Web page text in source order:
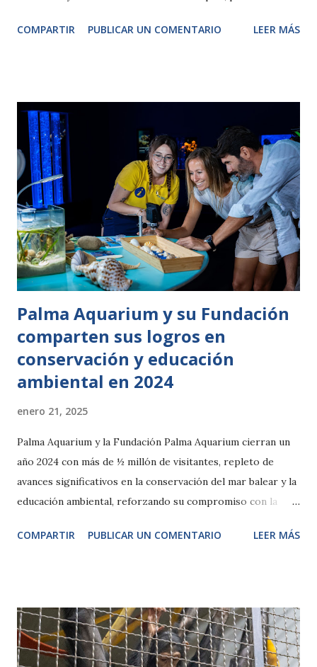
resultados en apenas tres años. CIFRAS DE RÉCORD Desde
superado todas las expectativas. Este éxito se traduce
también en más de 3.000 representaciones de espectáculos
y la organización de 250 eventos MICE, consolidando a Puy
du Fou España como un motor económico y cultural de
referencia. IMPACTO DE PUY DU FOU ESPAÑA EN LA
REGIÓN DE CASTILLA-LA MANCHA El parque ha sido
clave en el desarrollo económico y turístico de Toledo y la
región en la que se asienta: 480.000 pernoctaciones
generadas por sus visitantes (+10% vs. 2023), con el 93%...
COMPARTIR PUBLICAR UN COMENTARIO LEER MÁS
Palma Aquarium y su Fundación
comparten sus logros en
conservación y educación
ambiental en 2024
enero 21, 2025
Palma Aquarium y la Fundación Palma Aquarium cierran un
año 2024 con más de ½ millón de visitantes, repleto de
avances significativos en la conservación del mar balear y la
educación ambiental, reforzando su compromiso con la
pública. Palma de Mallorca, 21 de enero de 2025 Más de
educativas y de entretenimiento responsable en Mallorca.
Más de 10.400 personas exploraron el Backstage Tour,
donde pudieron conocer nuestros proyectos de
COMPARTIR PUBLICAR UN COMENTARIO LEER MÁS